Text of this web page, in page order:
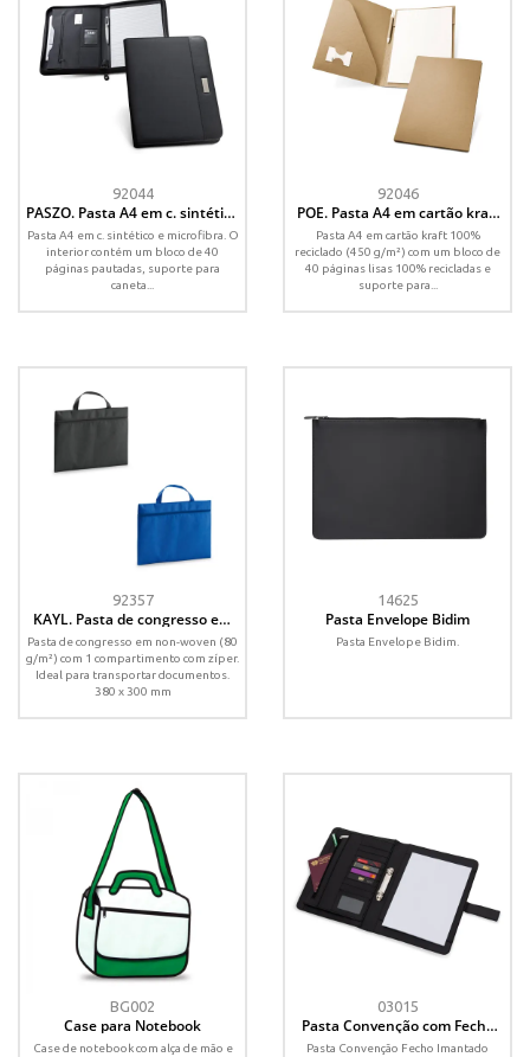
92044
PASZO. Pasta A4 em c. sintético
e microfibra, com bloco de
páginas pautadas
Pasta A4 em c. sintético e microfibra. O
interior contém um bloco de 40
páginas pautadas, suporte para
caneta...
92046
POE. Pasta A4 em cartão kraft
100% reciclado (450 g/m²), com
bloco de páginas lisas
recicladas
Pasta A4 em cartão kraft 100%
reciclado (450 g/m²) com um bloco de
40 páginas lisas 100% recicladas e
suporte para...
92357
KAYL. Pasta de congresso em
non-woven (80 g/m²)
Pasta de congresso em non-woven (80
g/m²) com 1 compartimento com zíper.
Ideal para transportar documentos.
380 x 300 mm
14625
Pasta Envelope Bidim
Pasta Envelope Bidim.
BG002
Case para Notebook
Case de notebook com alça de mão e
03015
Pasta Convenção com Fecho
Imantado
Pasta Convenção Fecho Imantado